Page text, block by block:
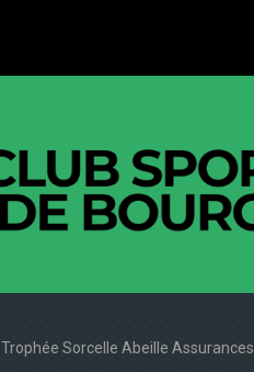
Trophée Sorcelle Abeille Assurances